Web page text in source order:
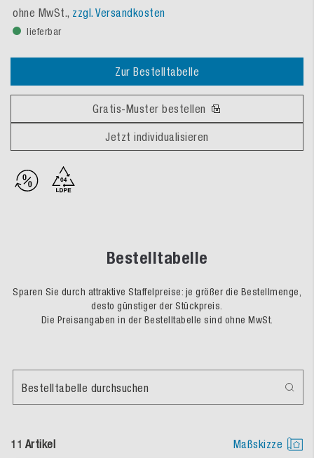
ohne MwSt., zzgl. Versandkosten
lieferbar
Zur Bestelltabelle
Gratis-Muster bestellen
Jetzt individualisieren
Bestelltabelle
Sparen Sie durch attraktive Staffelpreise: je größer die Bestellmenge,
desto günstiger der Stückpreis.
Die Preisangaben in der Bestelltabelle sind ohne MwSt.
11 Artikel Maßskizze
Bestelltabelle durchsuchen